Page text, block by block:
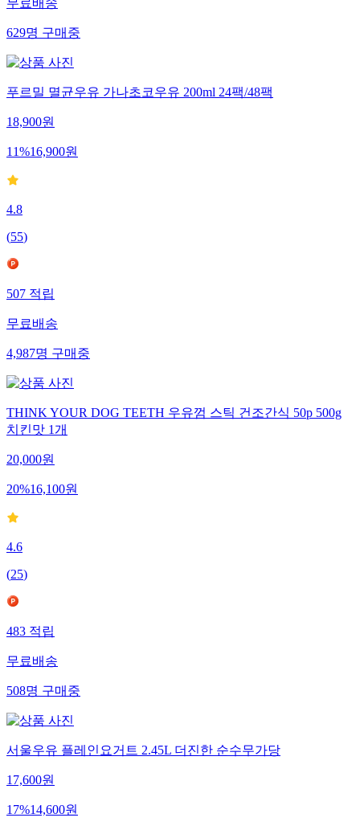
무료배송
629명구매중
푸르밀 멸균우유 가나초코우유 200ml 24팩/48팩
18,900원
11%16,900원
4.8
(55)
507적립
무료배송
4,987명구매중
THINK YOUR DOG TEETH 우유껌 스틱 건조간식 50p 500g
치킨맛 1개
20,000원
20%16,100원
4.6
(25)
483적립
무료배송
508명구매중
서울우유 플레인요거트 2.45L 더진한 순수무가당
17,600원
17%14,600원